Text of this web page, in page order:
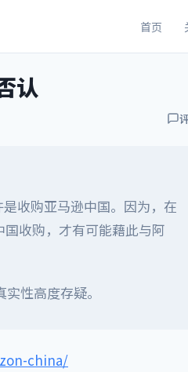
首页
认
收购亚马逊中国。因为，在
收购，才有可能藉此与阿
性高度存疑。
china/